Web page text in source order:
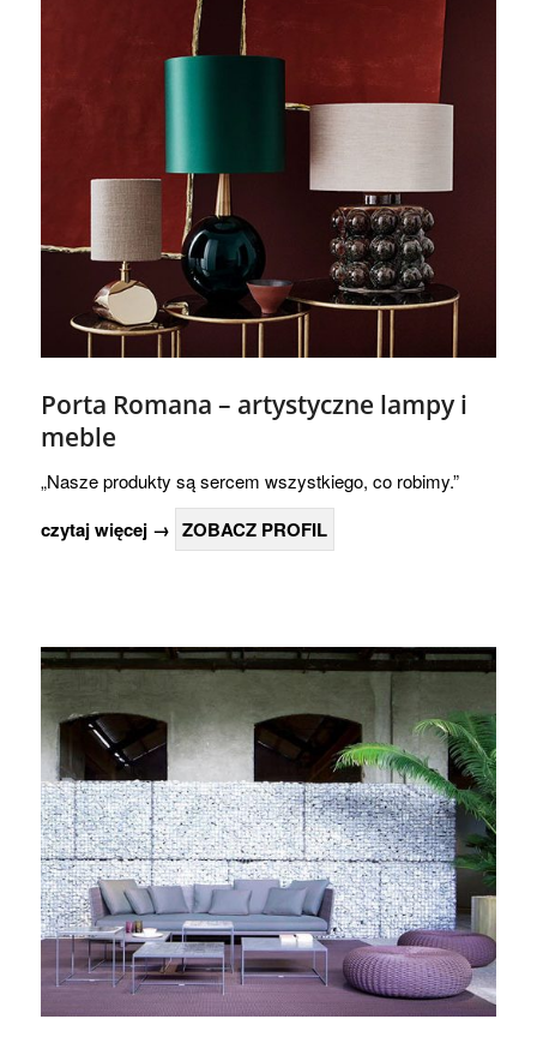
Porta Romana – artystyczne lampy i
meble
„Nasze produkty są sercem wszystkiego, co robimy.”
czytaj więcej → ZOBACZ PROFIL